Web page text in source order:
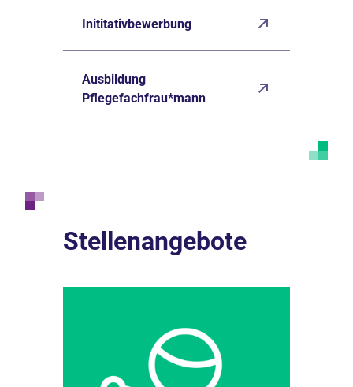
Inititativbewerbung
Ausbildung
Pflegefachfrau*mann
Stellenangebote